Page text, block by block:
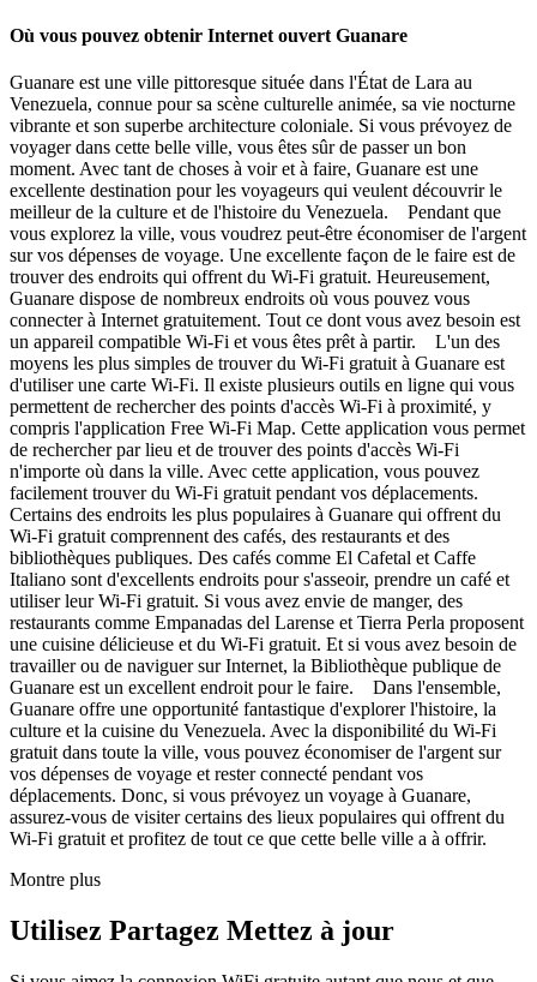
Où vous pouvez obtenir Internet ouvert Guanare
Guanare est une ville pittoresque située dans l'État de Lara au
Venezuela, connue pour sa scène culturelle animée, sa vie nocturne
vibrante et son superbe architecture coloniale. Si vous prévoyez de
voyager dans cette belle ville, vous êtes sûr de passer un bon
moment. Avec tant de choses à voir et à faire, Guanare est une
excellente destination pour les voyageurs qui veulent découvrir le
meilleur de la culture et de l'histoire du Venezuela. Pendant que
vous explorez la ville, vous voudrez peut-être économiser de l'argent
sur vos dépenses de voyage. Une excellente façon de le faire est de
trouver des endroits qui offrent du Wi-Fi gratuit. Heureusement,
Guanare dispose de nombreux endroits où vous pouvez vous
connecter à Internet gratuitement. Tout ce dont vous avez besoin est
un appareil compatible Wi-Fi et vous êtes prêt à partir. L'un des
moyens les plus simples de trouver du Wi-Fi gratuit à Guanare est
d'utiliser une carte Wi-Fi. Il existe plusieurs outils en ligne qui vous
permettent de rechercher des points d'accès Wi-Fi à proximité, y
compris l'application Free Wi-Fi Map. Cette application vous permet
de rechercher par lieu et de trouver des points d'accès Wi-Fi
n'importe où dans la ville. Avec cette application, vous pouvez
facilement trouver du Wi-Fi gratuit pendant vos déplacements.
Certains des endroits les plus populaires à Guanare qui offrent du
Wi-Fi gratuit comprennent des cafés, des restaurants et des
bibliothèques publiques. Des cafés comme El Cafetal et Caffe
Italiano sont d'excellents endroits pour s'asseoir, prendre un café et
utiliser leur Wi-Fi gratuit. Si vous avez envie de manger, des
restaurants comme Empanadas del Larense et Tierra Perla proposent
une cuisine délicieuse et du Wi-Fi gratuit. Et si vous avez besoin de
travailler ou de naviguer sur Internet, la Bibliothèque publique de
Guanare est un excellent endroit pour le faire. Dans l'ensemble,
Guanare offre une opportunité fantastique d'explorer l'histoire, la
culture et la cuisine du Venezuela. Avec la disponibilité du Wi-Fi
gratuit dans toute la ville, vous pouvez économiser de l'argent sur
vos dépenses de voyage et rester connecté pendant vos
déplacements. Donc, si vous prévoyez un voyage à Guanare,
assurez-vous de visiter certains des lieux populaires qui offrent du
Wi-Fi gratuit et profitez de tout ce que cette belle ville a à offrir.
Montre plus
Utilisez Partagez Mettez à jour